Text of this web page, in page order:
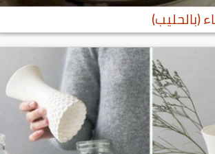
(بالحليب)